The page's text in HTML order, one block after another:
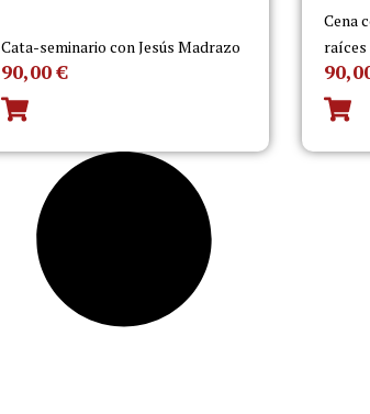
Cata-seminario con Jesús Madrazo
90,00€
Cena
raíces